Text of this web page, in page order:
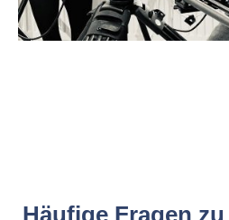
Häufige Fragen